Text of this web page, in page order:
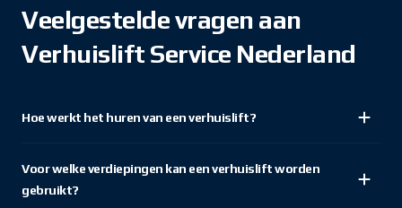
Veelgestelde vragen aan
Verhuislift Service Nederland
Hoe werkt het huren van een verhuislift?
Voor welke verdiepingen kan een verhuislift worden
gebruikt?